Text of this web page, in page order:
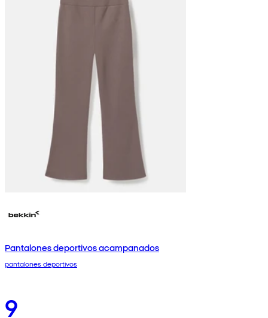
Pantalones deportivos acampanados
pantalones deportivos
9